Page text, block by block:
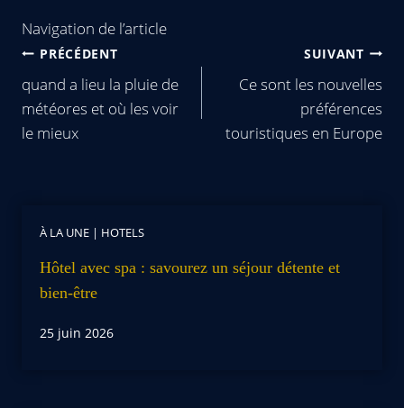
Navigation de l’article
PRÉCÉDENT
quand a lieu la pluie de
météores et où les voir
le mieux
SUIVANT
Ce sont les nouvelles
préférences
touristiques en Europe
À LA UNE | HOTELS
Hôtel avec spa : savourez un séjour détente et
bien-être
25 juin 2026